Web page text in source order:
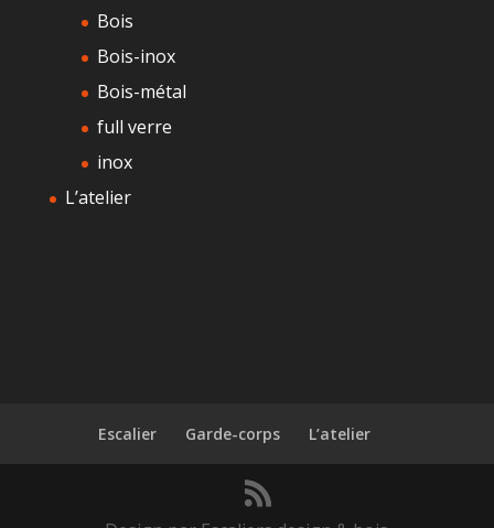
Bois
Bois-inox
Bois-métal
full verre
inox
L’atelier
Escalier Garde-corps L’atelier